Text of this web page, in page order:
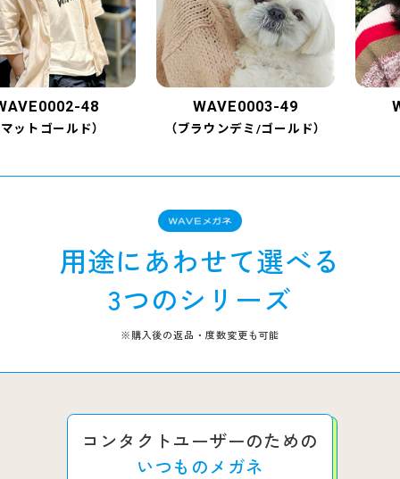
48
ゴールド）
WAVE0003-49
（ブラウンデミ/ゴールド）
用途にあわせて選べる
3つのシリーズ
※購入後の返品・度数変更も可能
コンタクトユーザーのための
いつものメガネ